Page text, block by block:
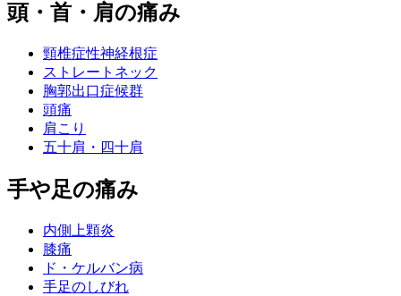
頭・首・肩の痛み
頸椎症性神経根症
ストレートネック
胸郭出口症候群
頭痛
肩こり
五十肩・四十肩
手や足の痛み
内側上顆炎
膝痛
ド・ケルバン病
手足のしびれ